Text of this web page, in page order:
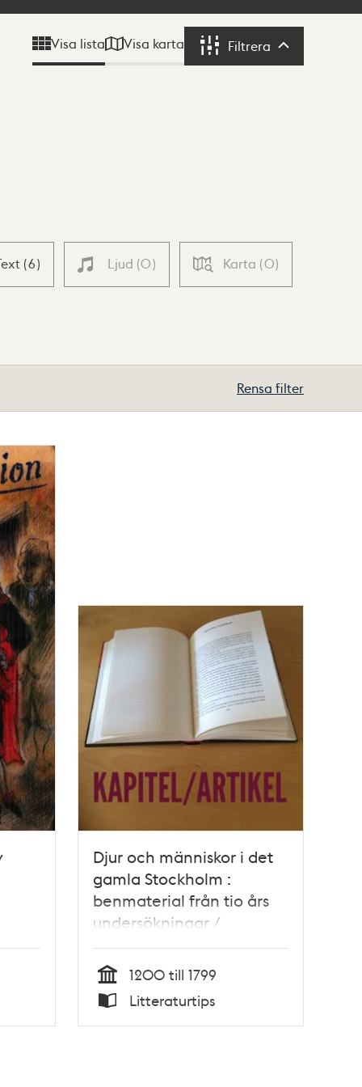
Visa lista Visa karta Filtrera Filtrera
(6) Ljud (0) Karta (0)
Rensa filter
Djur och människor i det
gamla Stockholm :
benmaterial från tio års
undersökningar /
Johanna Karlsson
Tid
1200 till 1799
Typ
Litteraturtips